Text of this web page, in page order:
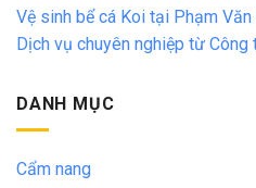
Vệ sinh bể cá Koi tại Phạm
Dịch vụ chuyên nghiệp từ Công
DANH MỤC
Cẩm nang